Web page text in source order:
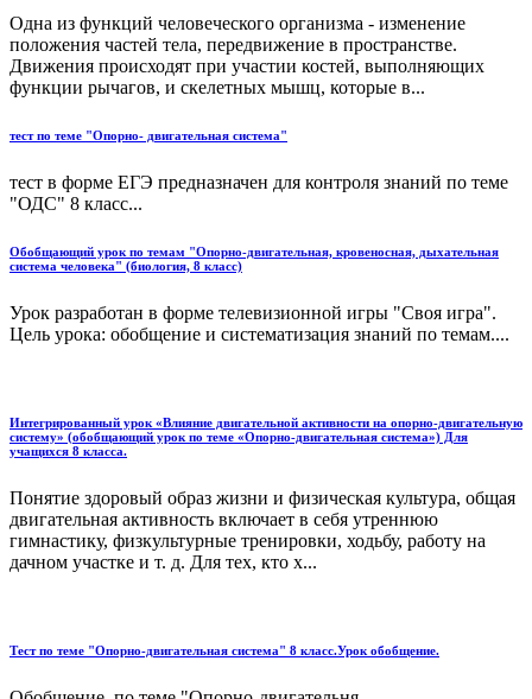
Одна из функций человеческого организма - изменение
положения частей тела, передвижение в пространстве.
Движения происходят при участии костей, выполняющих
функции рычагов, и скелетных мышц, которые в...
тест по теме "Опорно- двигательная система"
тест в форме ЕГЭ предназначен для контроля знаний по теме
"ОДС" 8 класс...
Обобщающий урок по темам "Опорно-двигательная, кровеносная, дыхательная
система человека" (биология, 8 класс)
Урок разработан в форме телевизионной игры "Своя игра".
Цель урока: обобщение и систематизация знаний по темам....
Интегрированный урок «Влияние двигательной активности на опорно-двигательную
систему» (обобщающий урок по теме «Опорно-двигательная система») Для
учащихся 8 класса.
Понятие здоровый образ жизни и физическая культура, общая
двигательная активность включает в себя утреннюю
гимнастику, физкультурные тренировки, ходьбу, работу на
дачном участке и т. д. Для тех, кто х...
Тест по теме "Опорно-двигательная система" 8 класс.Урок обобщение.